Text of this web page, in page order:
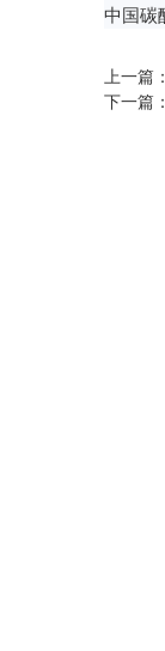
中国碳
上一篇：
下一篇：